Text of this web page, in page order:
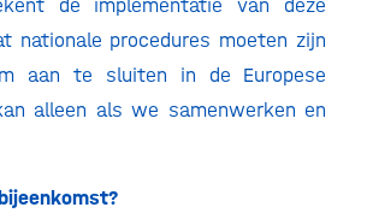
de implementatie van deze
nationale procedures moeten zijn
aan te sluiten in de Europese
alleen als we samenwerken en